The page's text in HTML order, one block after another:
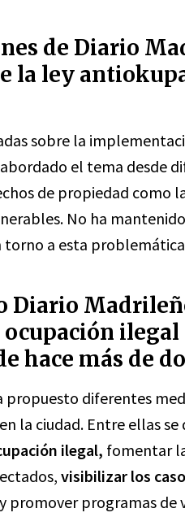
de Diario
la ley
sobre la
el tema desde
de propiedad como
No ha
torno a esta
Diario
ilegal
hace más de
propuesto diferentes
la ciudad. Entre ellas se
ilegal, fomentar
visibilizar los
y promover programas de